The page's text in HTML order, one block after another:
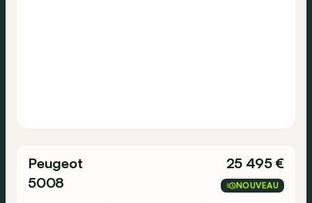
concernant l'historique d'entretien et les
éventuelles imperfections.
https://www.autohero.com/fr_be/volkswagen-
Peugeot
5008
25 495 €
NOUVEAU